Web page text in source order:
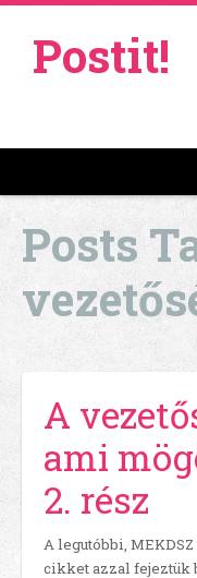
Postit!
Posts
A
ami
2. rész
A legutóbbi,
cikket azzal fejeztük